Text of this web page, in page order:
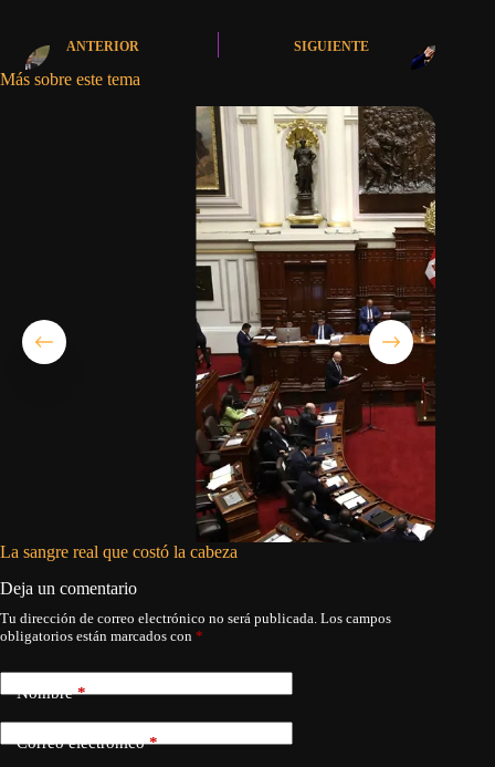
ANTERIOR SIGUIENTE
Más sobre este tema
La sangre real que costó la cabeza
Deja un comentario
Tu dirección de correo electrónico no será publicada. Los campos
obligatorios están marcados con *
Nombre*
Correo electrónico*